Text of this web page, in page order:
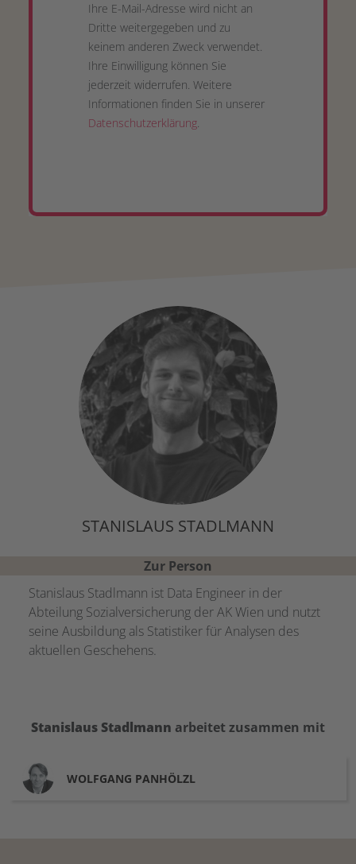
Ihre E-Mail-Adresse wird nicht an
Dritte weitergegeben und zu
keinem anderen Zweck verwendet.
Ihre Einwilligung können Sie
jederzeit widerrufen. Weitere
Informationen finden Sie in unserer
Datenschutzerklärung.
STANISLAUS STADLMANN
Zur Person
Stanislaus Stadlmann ist Data Engineer in der
Abteilung Sozialversicherung der AK Wien und nutzt
seine Ausbildung als Statistiker für Analysen des
aktuellen Geschehens.
Stanislaus Stadlmann arbeitet zusammen mit
WOLFGANG PANHÖLZL